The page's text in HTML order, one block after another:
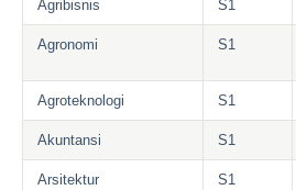
Agribisnis S1
Agronomi S1
Agroteknologi S1
Akuntansi S1
Arsitektur S1